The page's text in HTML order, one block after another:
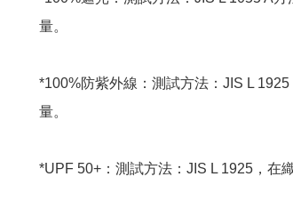
量。
*100%防紫外線：測試方法：JIS L
量。
*UPF 50+：測試方法：JIS L 1925，在